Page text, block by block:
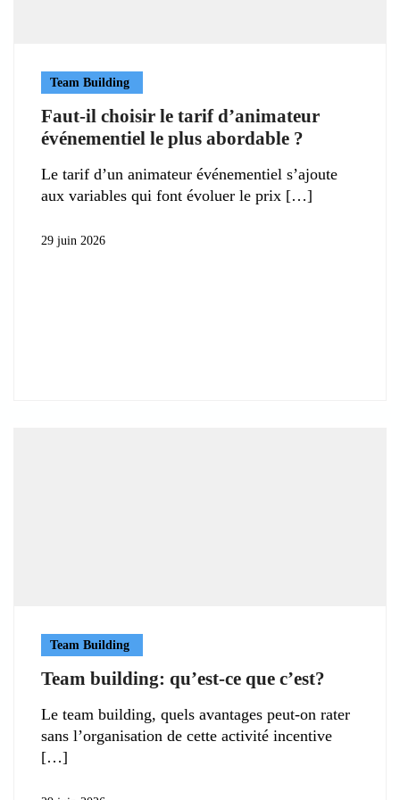
Team Building
Faut-il choisir le tarif d’animateur
événementiel le plus abordable ?
Le tarif d’un animateur événementiel s’ajoute
aux variables qui font évoluer le prix
29 juin 2026
Team Building
Team building: qu’est-ce que c’est?
Le team building, quels avantages peut-on rater
sans l’organisation de cette activité incentive